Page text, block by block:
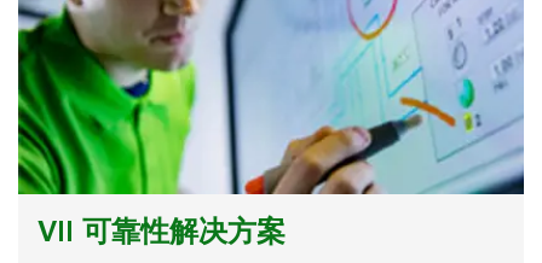
VII 可靠性解决方案